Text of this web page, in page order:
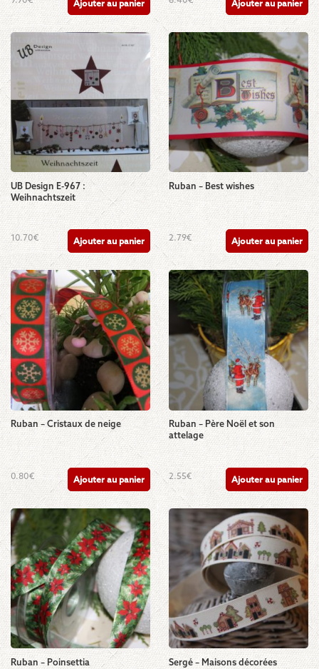
Ajouter au panier Ajouter au panier
UB Design E-967 :
Weihnachtszeit
10.70€ Ajouter au panier
Ruban – Best wishes
2.79€ Ajouter au panier
Ruban – Cristaux de neige
0.80€ Ajouter au panier
Ruban – Père Noël et son
attelage
2.55€ Ajouter au panier
Ruban – Poinsettia Sergé – Maisons décorées